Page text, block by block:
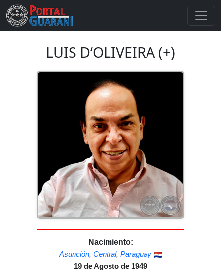
LUIS D‘OLIVEIRA (+)
Nacimiento:
Asunción, Central, Paraguay
19 de Agosto de 1949